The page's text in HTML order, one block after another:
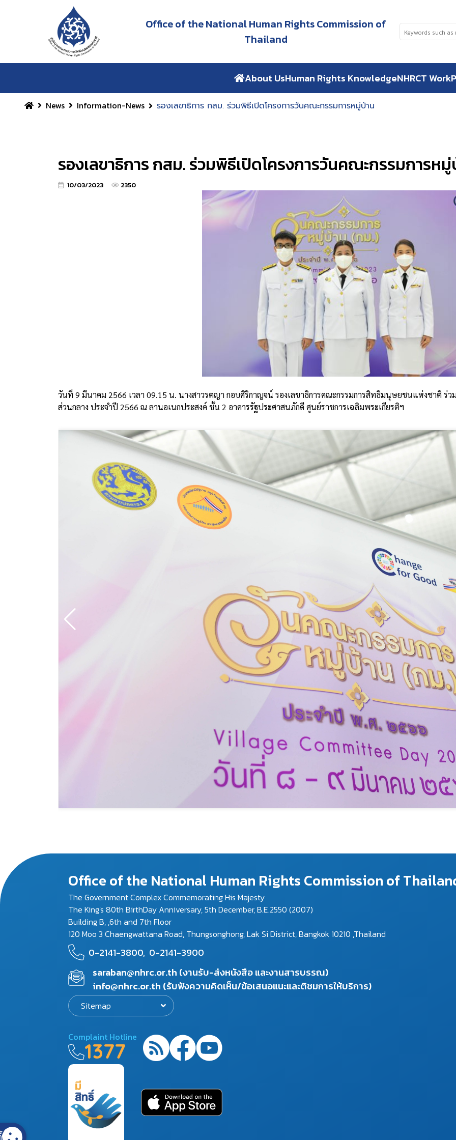
Office of the National Human Rights Commission of
Thailand
About UsHuman Rights KnowledgeNHRCT Work
News Information-News รองเลขาธิการ กสม. ร่วมพิธีเปิดโครงการวันคณะกรรมการหมู่บ้าน
รองเลขาธิการ กสม. ร่วมพิธีเปิดโครงการวันคณะกรรมการห
10/03/2023 2350
วันที่ 9 มีนาคม 2566 เวลา 09.15 น. นางสาวรตญา กอบศิริกาญจน์ รองเลขาธิการคณะกรรมการสิทธิมนุษยชนแห่งชาติ ร่
ส่วนกลาง ประจำปี 2566 ณ ลานอเนกประสงค์ ชั้น 2 อาคารรัฐประศาสนภักดี ศูนย์ราชการเฉลิมพระเกียรติฯ
Office of the National Human Rights Commission of
The Government Complex Commemorating His Majesty
The King's 80th BirthDay Anniversary, 5th December, B.E.2550 (2007)
Building B, ,6th and 7th Floor
120 Moo 3 Chaengwattana Road, Thungsonghong, Lak Si District, Bangkok 10210 ,Thailand
0-2141-3800, 0-2141-3900
saraban@nhrc.or.th (งานรับ-ส่งหนังสือ และงานสารบรรณ)
info@nhrc.or.th (รับฟังความคิดเห็น/ข้อเสนอแนะและติชมการให้บริการ)
Sitemap
Complaint Hotline
1377